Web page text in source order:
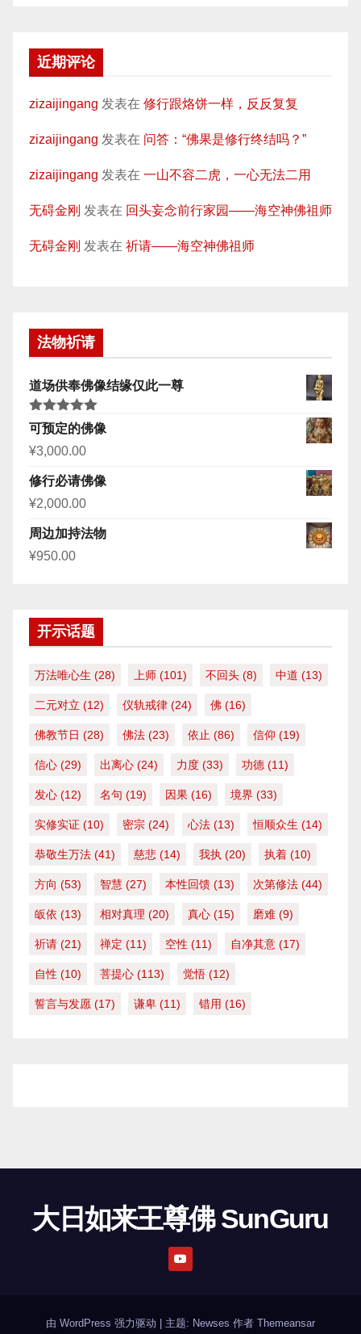
近期评论
zizaijingang 发表在 修行跟烙饼一样，反反复复
zizaijingang 发表在 问答：“佛果是修行终结吗？”
zizaijingang 发表在 一山不容二虎，一心无法二用
无碍金刚 发表在 回头妄念前行家园——海空神佛祖师
无碍金刚 发表在 祈请——海空神佛祖师
法物祈请
道场供奉佛像结缘仅此一尊
评分5.00
&sol; 5
可预定的佛像
¥3,000.00
修行必请佛像
¥2,000.00
周边加持法物
¥950.00
开示话题
万法唯心生 (28) 上师 (101) 不回头 (8) 中道 (13)
二元对立 (12) 仪轨戒律 (24) 佛 (16)
佛教节日 (28) 佛法 (23) 依止 (86) 信仰 (19)
信心 (29) 出离心 (24) 力度 (33) 功德 (11)
发心 (12) 名句 (19) 因果 (16) 境界 (33)
实修实证 (10) 密宗 (24) 心法 (13) 恒顺众生 (14)
恭敬生万法 (41) 慈悲 (14) 我执 (20) 执着 (10)
方向 (53) 智慧 (27) 本性回馈 (13) 次第修法 (44)
皈依 (13) 相对真理 (20) 真心 (15) 磨难 (9)
祈请 (21) 禅定 (11) 空性 (11) 自净其意 (17)
自性 (10) 菩提心 (113) 觉悟 (12)
誓言与发愿 (17) 谦卑 (11) 错用 (16)
大日如来王尊佛 SunGuru
由 WordPress 强力驱动 | 主题: Newses 作者 Themeansar